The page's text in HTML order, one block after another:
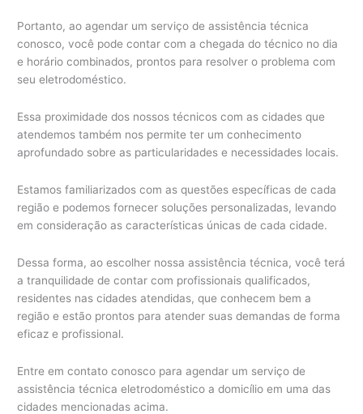
Portanto, ao agendar um serviço de assistência técnica
conosco, você pode contar com a chegada do técnico no dia
e horário combinados, prontos para resolver o problema com
seu eletrodoméstico.
Essa proximidade dos nossos técnicos com as cidades que
atendemos também nos permite ter um conhecimento
aprofundado sobre as particularidades e necessidades locais.
Estamos familiarizados com as questões específicas de cada
região e podemos fornecer soluções personalizadas, levando
em consideração as características únicas de cada cidade.
Dessa forma, ao escolher nossa assistência técnica, você terá
a tranquilidade de contar com profissionais qualificados,
residentes nas cidades atendidas, que conhecem bem a
região e estão prontos para atender suas demandas de forma
eficaz e profissional.
Entre em contato conosco para agendar um serviço de
assistência técnica eletrodoméstico a domicílio em uma das
cidades mencionadas acima.